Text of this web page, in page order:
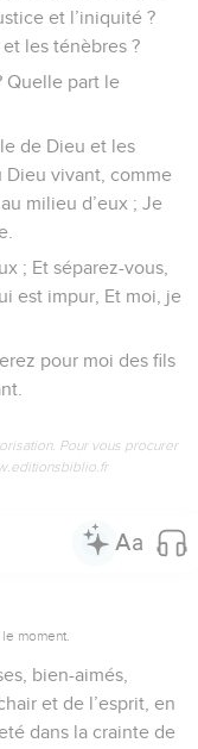
et l’iniquité ?
les ténèbres ?
Quelle part le
de Dieu et les
Dieu vivant, comme
milieu d’eux ; Je
; Et séparez-vous,
est impur, Et moi, je
pour moi des fils
Pour vous procurer
moment.
bien-aimés,
et de l’esprit, en
dans la crainte de